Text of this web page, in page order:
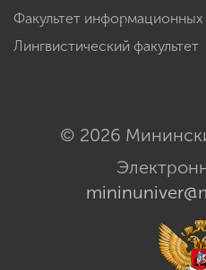
Факультет информационных
Лингвистический факультет
© 2026